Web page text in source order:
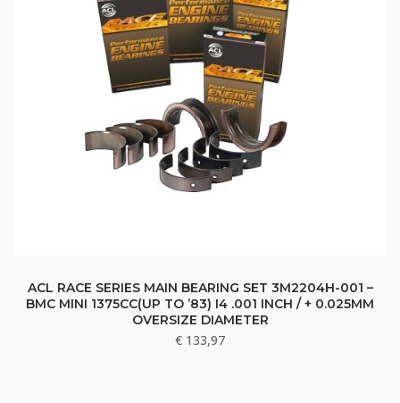
ACL RACE SERIES MAIN BEARING SET 3M2204H-001 –
BMC MINI 1375CC(UP TO ’83) I4 .001 INCH / + 0.025MM
OVERSIZE DIAMETER
€ 133,97